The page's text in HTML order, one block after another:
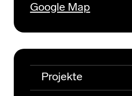
Google Map
Projekte